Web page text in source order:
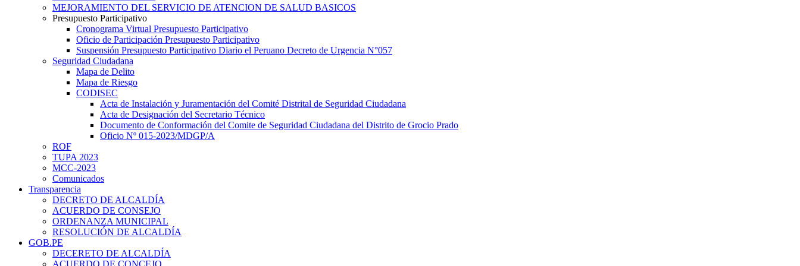
MEJORAMIENTO DEL SERVICIO DE ATENCION DE SALUD BASICOS
Presupuesto Participativo
Cronograma Virtual Presupuesto Participativo
Oficio de Participación Presupuesto Participativo
Suspensión Presupuesto Participativo Diario el Peruano Decreto de Urgencia N°057
Seguridad Ciudadana
Mapa de Delito
Mapa de Riesgo
CODISEC
Acta de Instalación y Juramentación del Comité Distrital de Seguridad Ciudadana
Acta de Designación del Secretario Técnico
Documento de Conformación del Comite de Seguridad Ciudadana del Distrito de Grocio Prado
Oficio Nº 015-2023/MDGP/A
ROF
TUPA 2023
MCC-2023
Comunicados
Transparencia
DECRETO DE ALCALDÍA
ACUERDO DE CONSEJO
ORDENANZA MUNICIPAL
RESOLUCIÓN DE ALCALDÍA
GOB.PE
DECERETO DE ALCALDÍA
ACUERDO DE CONCEJO